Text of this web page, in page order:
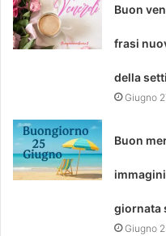
Buon
frasi
della
Giugno
Buon
giornata
Giugno